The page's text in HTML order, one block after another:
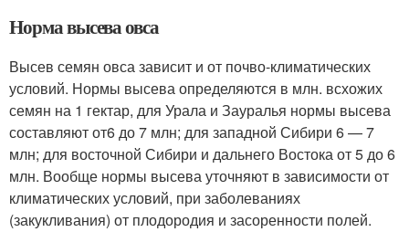
Норма высева овса
Высев семян овса зависит и от почво-климатических
условий. Нормы высева определяются в млн. всхожих
семян на 1 гектар, для Урала и Зауралья нормы высева
составляют от6 до 7 млн; для западной Сибири 6 — 7
млн; для восточной Сибири и дальнего Востока от 5 до 6
млн. Вообще нормы высева уточняют в зависимости от
климатических условий, при заболеваниях
(закукливания) от плодородия и засоренности полей.